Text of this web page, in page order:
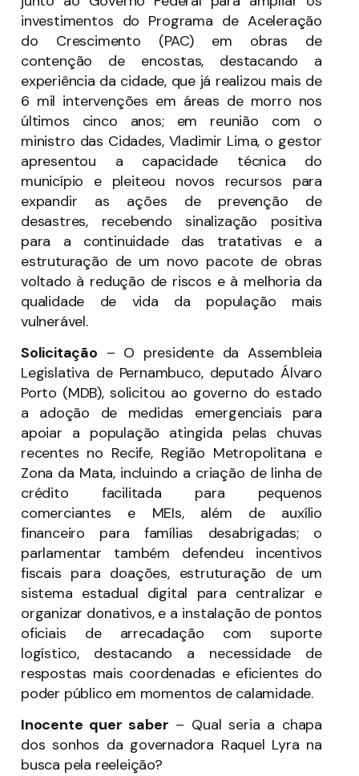
investimentos do Programa de Aceleração
do Crescimento (PAC) em obras de
contenção de encostas, destacando a
experiência da cidade, que já realizou mais de
6 mil intervenções em áreas de morro nos
últimos cinco anos; em reunião com o
ministro das Cidades, Vladimir Lima, o gestor
apresentou a capacidade técnica do
município e pleiteou novos recursos para
expandir as ações de prevenção de
desastres, recebendo sinalização positiva
para a continuidade das tratativas e a
estruturação de um novo pacote de obras
voltado à redução de riscos e à melhoria da
qualidade de vida da população mais
vulnerável.
Solicitação – O presidente da Assembleia
Legislativa de Pernambuco, deputado Álvaro
Porto (MDB), solicitou ao governo do estado
a adoção de medidas emergenciais para
apoiar a população atingida pelas chuvas
recentes no Recife, Região Metropolitana e
Zona da Mata, incluindo a criação de linha de
crédito facilitada para pequenos
comerciantes e MEIs, além de auxílio
financeiro para famílias desabrigadas; o
parlamentar também defendeu incentivos
fiscais para doações, estruturação de um
sistema estadual digital para centralizar e
organizar donativos, e a instalação de pontos
oficiais de arrecadação com suporte
logístico, destacando a necessidade de
respostas mais coordenadas e eficientes do
poder público em momentos de calamidade.
Inocente quer saber – Qual seria a chapa
dos sonhos da governadora Raquel Lyra na
busca pela reeleição?